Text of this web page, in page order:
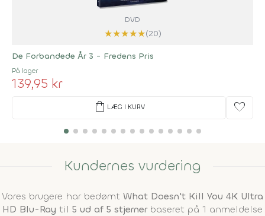
DVD
★★★★★(20)
De Forbandede År 3 - Fredens Pris
På lager
139,95 kr
shopping_bag LÆG I KURV favorite
Kundernes vurdering
Vores brugere har bedømt What Doesn't Kill You 4K Ultra
HD Blu-Ray til 5 ud af 5 stjernerbaseret på 1 anmeldelse